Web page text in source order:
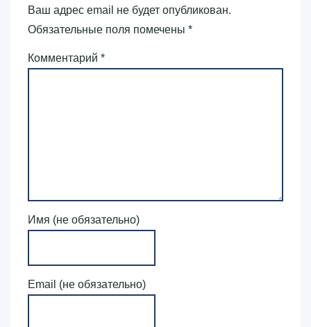
Ваш адрес email не будет опубликован.
Обязательные поля помечены *
Комментарий *
Имя (не обязательно)
Email (не обязательно)